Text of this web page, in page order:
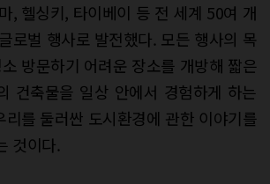
, 헬싱키, 타이베이 등 전 세계 50여 개
로벌 행사로 발전했다. 모든 행사의 목
방문하기 어려운 장소를 개방해 짧은
건축물을 일상 안에서 경험하게 하는
리를 둘러싼 도시환경에 관한 이야기를
것이다.